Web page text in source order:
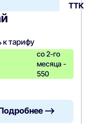
ТТК
к тарифу
со 2-го
месяца -
550
—>